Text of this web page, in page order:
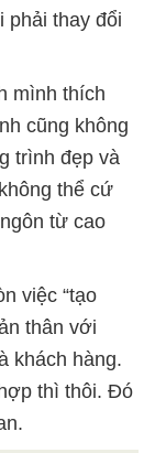
phải thay đổi
mình thích
cũng không
trình đẹp và
thể cứ
từ cao
việc “tạo
thân với
khách hàng.
thì thôi. Đó